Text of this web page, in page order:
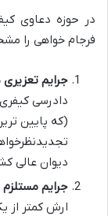
در حوزه دعاوی
فرجام خواهی را
جرایم
دادرسی
(که پایین
دیوان عالی
جرایم
ارش کمتر از